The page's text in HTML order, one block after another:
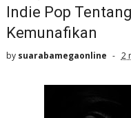
Indie Pop
Kemunafikan
by suarabamegaonline 2